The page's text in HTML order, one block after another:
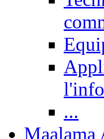
...
Maalama